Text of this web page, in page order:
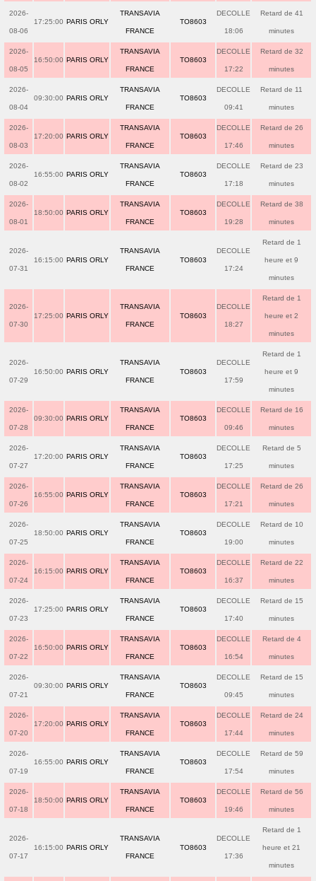
2026-
08-06
17:25:00 PARIS ORLY
TRANSAVIA
FRANCE
TO8603
DECOLLE
18:06
Retard de 41
minutes
2026-
08-05
16:50:00 PARIS ORLY
TRANSAVIA
FRANCE
TO8603
DECOLLE
17:22
Retard de 32
minutes
2026-
08-04
09:30:00 PARIS ORLY
TRANSAVIA
FRANCE
TO8603
DECOLLE
09:41
Retard de 11
minutes
2026-
08-03
17:20:00 PARIS ORLY
TRANSAVIA
FRANCE
TO8603
DECOLLE
17:46
Retard de 26
minutes
2026-
08-02
16:55:00 PARIS ORLY
TRANSAVIA
FRANCE
TO8603
DECOLLE
17:18
Retard de 23
minutes
2026-
08-01
18:50:00 PARIS ORLY
TRANSAVIA
FRANCE
TO8603
DECOLLE
19:28
Retard de 38
minutes
2026-
07-31
16:15:00 PARIS ORLY
TRANSAVIA
FRANCE
TO8603
DECOLLE
17:24
Retard de 1
heure et 9
minutes
2026-
07-30
17:25:00 PARIS ORLY
TRANSAVIA
FRANCE
TO8603
DECOLLE
18:27
Retard de 1
heure et 2
minutes
2026-
07-29
16:50:00 PARIS ORLY
TRANSAVIA
FRANCE
TO8603
DECOLLE
17:59
Retard de 1
heure et 9
minutes
2026-
07-28
09:30:00 PARIS ORLY
TRANSAVIA
FRANCE
TO8603
DECOLLE
09:46
Retard de 16
minutes
2026-
07-27
17:20:00 PARIS ORLY
TRANSAVIA
FRANCE
TO8603
DECOLLE
17:25
Retard de 5
minutes
2026-
07-26
16:55:00 PARIS ORLY
TRANSAVIA
FRANCE
TO8603
DECOLLE
17:21
Retard de 26
minutes
2026-
07-25
18:50:00 PARIS ORLY
TRANSAVIA
FRANCE
TO8603
DECOLLE
19:00
Retard de 10
minutes
2026-
07-24
16:15:00 PARIS ORLY
TRANSAVIA
FRANCE
TO8603
DECOLLE
16:37
Retard de 22
minutes
2026-
07-23
17:25:00 PARIS ORLY
TRANSAVIA
FRANCE
TO8603
DECOLLE
17:40
Retard de 15
minutes
2026-
07-22
16:50:00 PARIS ORLY
TRANSAVIA
FRANCE
TO8603
DECOLLE
16:54
Retard de 4
minutes
2026-
07-21
09:30:00 PARIS ORLY
TRANSAVIA
FRANCE
TO8603
DECOLLE
09:45
Retard de 15
minutes
2026-
07-20
17:20:00 PARIS ORLY
TRANSAVIA
FRANCE
TO8603
DECOLLE
17:44
Retard de 24
minutes
2026-
07-19
16:55:00 PARIS ORLY
TRANSAVIA
FRANCE
TO8603
DECOLLE
17:54
Retard de 59
minutes
2026-
07-18
18:50:00 PARIS ORLY
TRANSAVIA
FRANCE
TO8603
DECOLLE
19:46
Retard de 56
minutes
2026-
07-17
16:15:00 PARIS ORLY
TRANSAVIA
FRANCE
TO8603
DECOLLE
17:36
Retard de 1
heure et 21
minutes